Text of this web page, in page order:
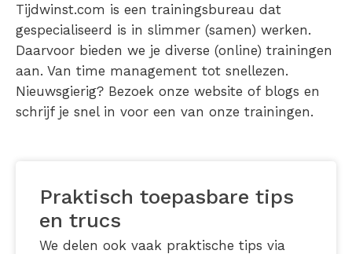
Tijdwinst.com is een trainingsbureau dat
gespecialiseerd is in slimmer (samen) werken.
Daarvoor bieden we je diverse (online) trainingen
aan. Van time management tot snellezen.
Nieuwsgierig? Bezoek onze website of blogs en
schrijf je snel in voor een van onze trainingen.
Praktisch toepasbare tips
en trucs
We delen ook vaak praktische tips via